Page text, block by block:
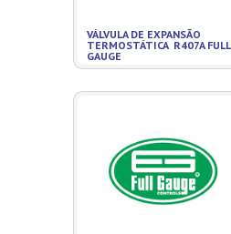
VÁLVULA DE EXPANSÃO
TERMOSTÁTICA R407A FULL
GAUGE